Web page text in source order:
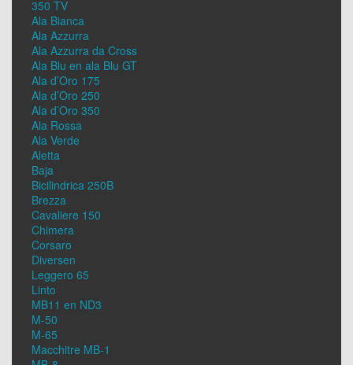
350 TV
Ala Bianca
Ala Azzurra
Ala Azzurra da Cross
Ala Blu en ala Blu GT
Ala d’Oro 175
Ala d’Oro 250
Ala d’Oro 350
Ala Rossa
Ala Verde
Aletta
Baja
Bicilindrica 250B
Brezza
Cavaliere 150
Chimera
Corsaro
Diversen
Leggero 65
Linto
MB11 en ND3
M-50
M-65
Macchitre MB-1